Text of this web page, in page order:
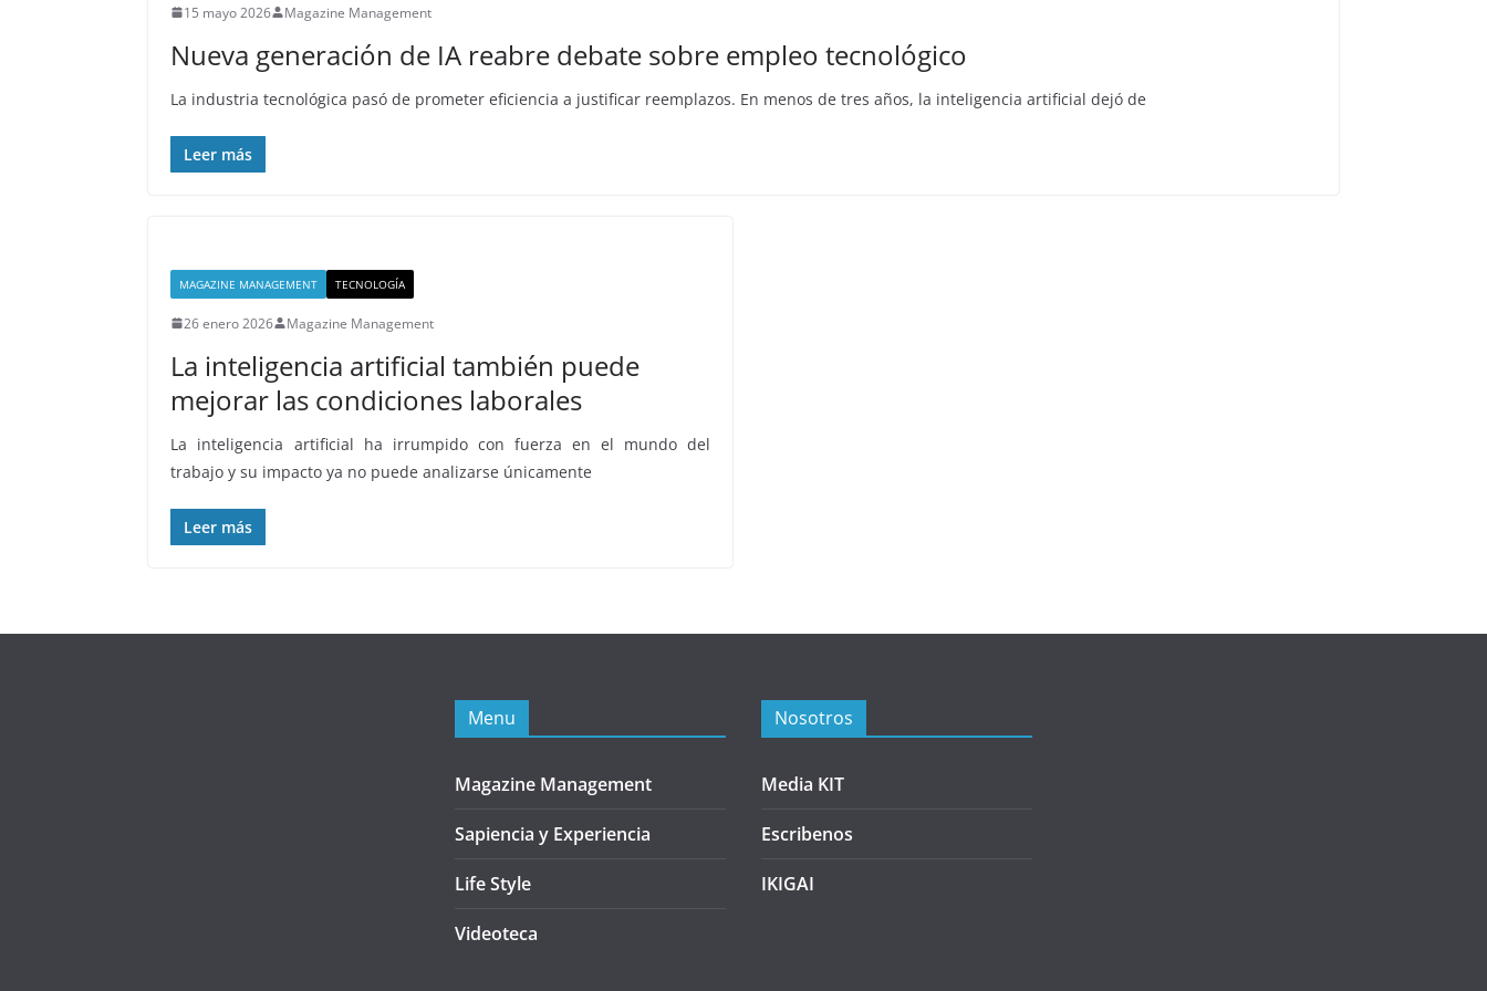
15 mayo 2026 Magazine Management
Nueva generación de IA reabre debate sobre empleo tecnológico
La industria tecnológica pasó de prometer eficiencia a justificar reemplazos. En menos de tres años, la inteligencia artificial dejó de
Leer más
MAGAZINE MANAGEMENT TECNOLOGÍA
26 enero 2026 Magazine Management
La inteligencia artificial también puede
mejorar las condiciones laborales
La inteligencia artificial ha irrumpido con fuerza en el mundo del
trabajo y su impacto ya no puede analizarse únicamente
Leer más
Menu
Magazine Management
Sapiencia y Experiencia
Life Style
Videoteca
Nosotros
Media KIT
Escribenos
IKIGAI